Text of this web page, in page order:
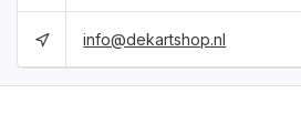
info@dekartshop.nl